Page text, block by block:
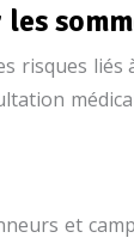
liés
et